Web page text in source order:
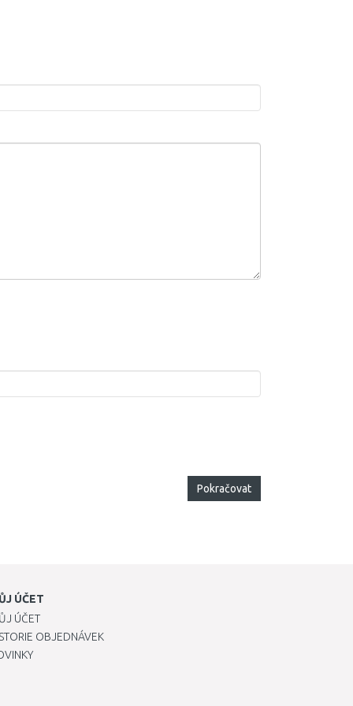
Pokračovat
ÚČET
ÚČET
OBJEDNÁVEK